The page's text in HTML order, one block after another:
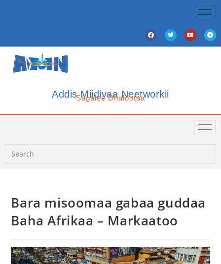
Addis Miidiyaa Neetworkii
Sagalee Dhalootaa
Bara misoomaa gabaa guddaa
Baha Afrikaa – Markaatoo